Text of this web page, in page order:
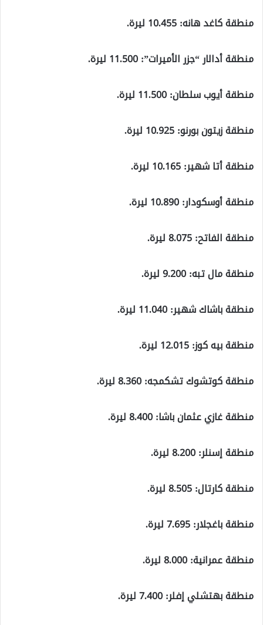
منطقة كاغد هانه: 10.455 ليرة.
منطقة أدالار “جزر الأميرات”: 11.500 ليرة.
منطقة أيوب سلطان: 11.500 ليرة.
منطقة زيتون بورنو: 10.925 ليرة.
منطقة أتا شهير: 10.165 ليرة.
منطقة أوسكودار: 10.890 ليرة.
منطقة الفاتح: 8.075 ليرة.
منطقة مال تبه: 9.200 ليرة.
منطقة باشاك شهير: 11.040 ليرة.
منطقة بيه كوز: 12.015 ليرة.
منطقة كوتشوك تشكمجه: 8.360 ليرة.
منطقة غازي عثمان باشا: 8.400 ليرة.
منطقة إسنلر: 8.200 ليرة.
منطقة كارتال: 8.505 ليرة.
منطقة باغجلار: 7.695 ليرة.
منطقة عمرانية: 8.000 ليرة.
منطقة بهتشلي إفلر: 7.400 ليرة.